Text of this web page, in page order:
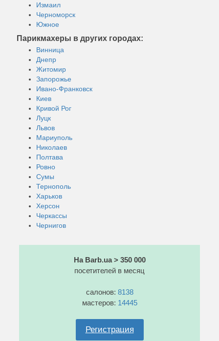
Измаил
Черноморск
Южное
Парикмахеры в других городах:
Винница
Днепр
Житомир
Запорожье
Ивано-Франковск
Киев
Кривой Рог
Луцк
Львов
Мариуполь
Николаев
Полтава
Ровно
Сумы
Тернополь
Харьков
Херсон
Черкассы
Чернигов
На Barb.ua > 350 000
посетителей в месяц
салонов: 8138
мастеров: 14445
Регистрация